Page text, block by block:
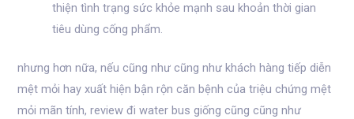
thiện tình trạng sức khỏe mạnh sau khoản thời gian
tiêu dùng cống phẩm.
nhưng hơn nữa, nếu cũng như cũng như khách hàng tiếp diễn
mệt mỏi hay xuất hiện bận rộn căn bệnh của triệu chứng mệt
mỏi mãn tính, review đi water bus giống cũng cũng như